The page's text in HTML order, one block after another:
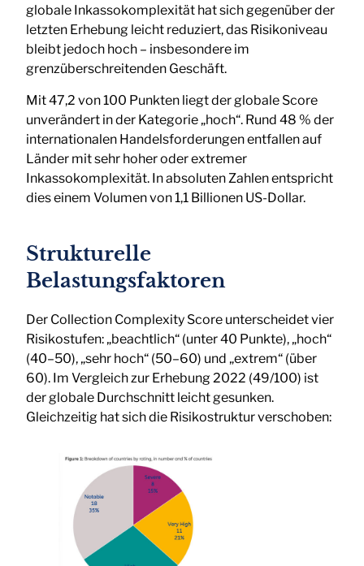
globale Inkassokomplexität hat sich gegenüber der
letzten Erhebung leicht reduziert, das Risikoniveau
bleibt jedoch hoch – insbesondere im
grenzüberschreitenden Geschäft.
Mit 47,2 von 100 Punkten liegt der globale Score
unverändert in der Kategorie „hoch“. Rund 48 % der
internationalen Handelsforderungen entfallen auf
Länder mit sehr hoher oder extremer
Inkassokomplexität. In absoluten Zahlen entspricht
dies einem Volumen von 1,1 Billionen US-Dollar.
Strukturelle
Belastungsfaktoren
Der Collection Complexity Score unterscheidet vier
Risikostufen: „beachtlich“ (unter 40 Punkte), „hoch“
(40–50), „sehr hoch“ (50–60) und „extrem“ (über
60). Im Vergleich zur Erhebung 2022 (49/100) ist
der globale Durchschnitt leicht gesunken.
Gleichzeitig hat sich die Risikostruktur verschoben: